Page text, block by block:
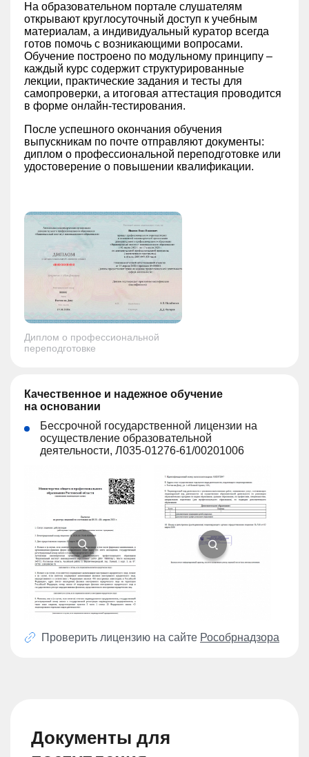
На образовательном портале слушателям
открывают круглосуточный доступ к учебным
материалам, а индивидуальный куратор всегда
готов помочь с возникающими вопросами.
Обучение построено по модульному принципу –
каждый курс содержит структурированные
лекции, практические задания и тесты для
самопроверки, а итоговая аттестация проводится
в форме онлайн-тестирования.
После успешного окончания обучения
выпускникам по почте отправляют документы:
диплом о профессиональной переподготовке или
удостоверение о повышении квалификации.
Диплом о профессиональной
переподготовке
Качественное и надежное обучение
на основании
Бессрочной государственной лицензии на
осуществление образовательной
деятельности, Л035-01276-61/00201006
Проверить лицензию на сайте Рособрнадзора
Документы для